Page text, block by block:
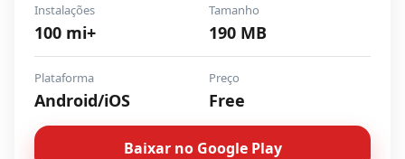
Instalações
100 mi+
Tamanho
190 MB
Plataforma
Android/iOS
Preço
Free
Baixar no Google Play